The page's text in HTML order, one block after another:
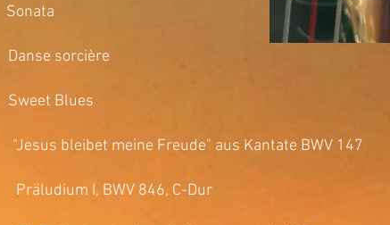
sorcière
Blues
bleibet meine Freude" aus Kantate BWV 147
I, BWV 846, C-Dur